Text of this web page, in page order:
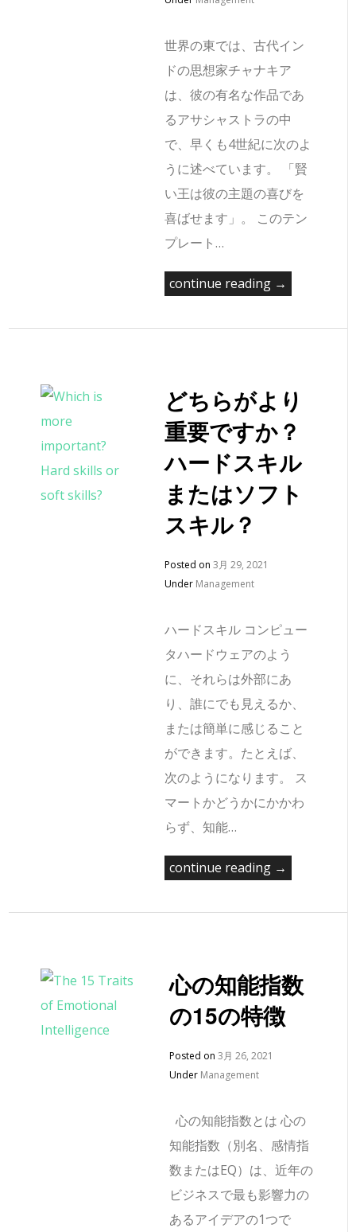
世界の東では、古代イン
ドの思想家チャナキア
は、彼の有名な作品であ
るアサシャストラの中
で、早くも4世紀に次のよ
うに述べています。 「賢
い王は彼の主題の喜びを
喜ばせます」。 このテン
プレート…
continue reading →
どちらがより
重要ですか？
ハードスキル
またはソフト
スキル？
Posted on 3月 29, 2021
Under Management
ハードスキル コンピュー
タハードウェアのよう
に、それらは外部にあ
り、誰にでも見えるか、
または簡単に感じること
ができます。たとえば、
次のようになります。 ス
マートかどうかにかかわ
らず、知能…
continue reading →
心の知能指数
の15の特徴
Posted on 3月 26, 2021
Under Management
心の知能指数とは 心の
知能指数（別名、感情指
数またはEQ）は、近年の
ビジネスで最も影響力の
あるアイデアの1つで